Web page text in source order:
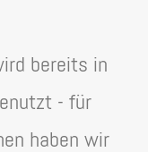
bereits in
- für
haben wir